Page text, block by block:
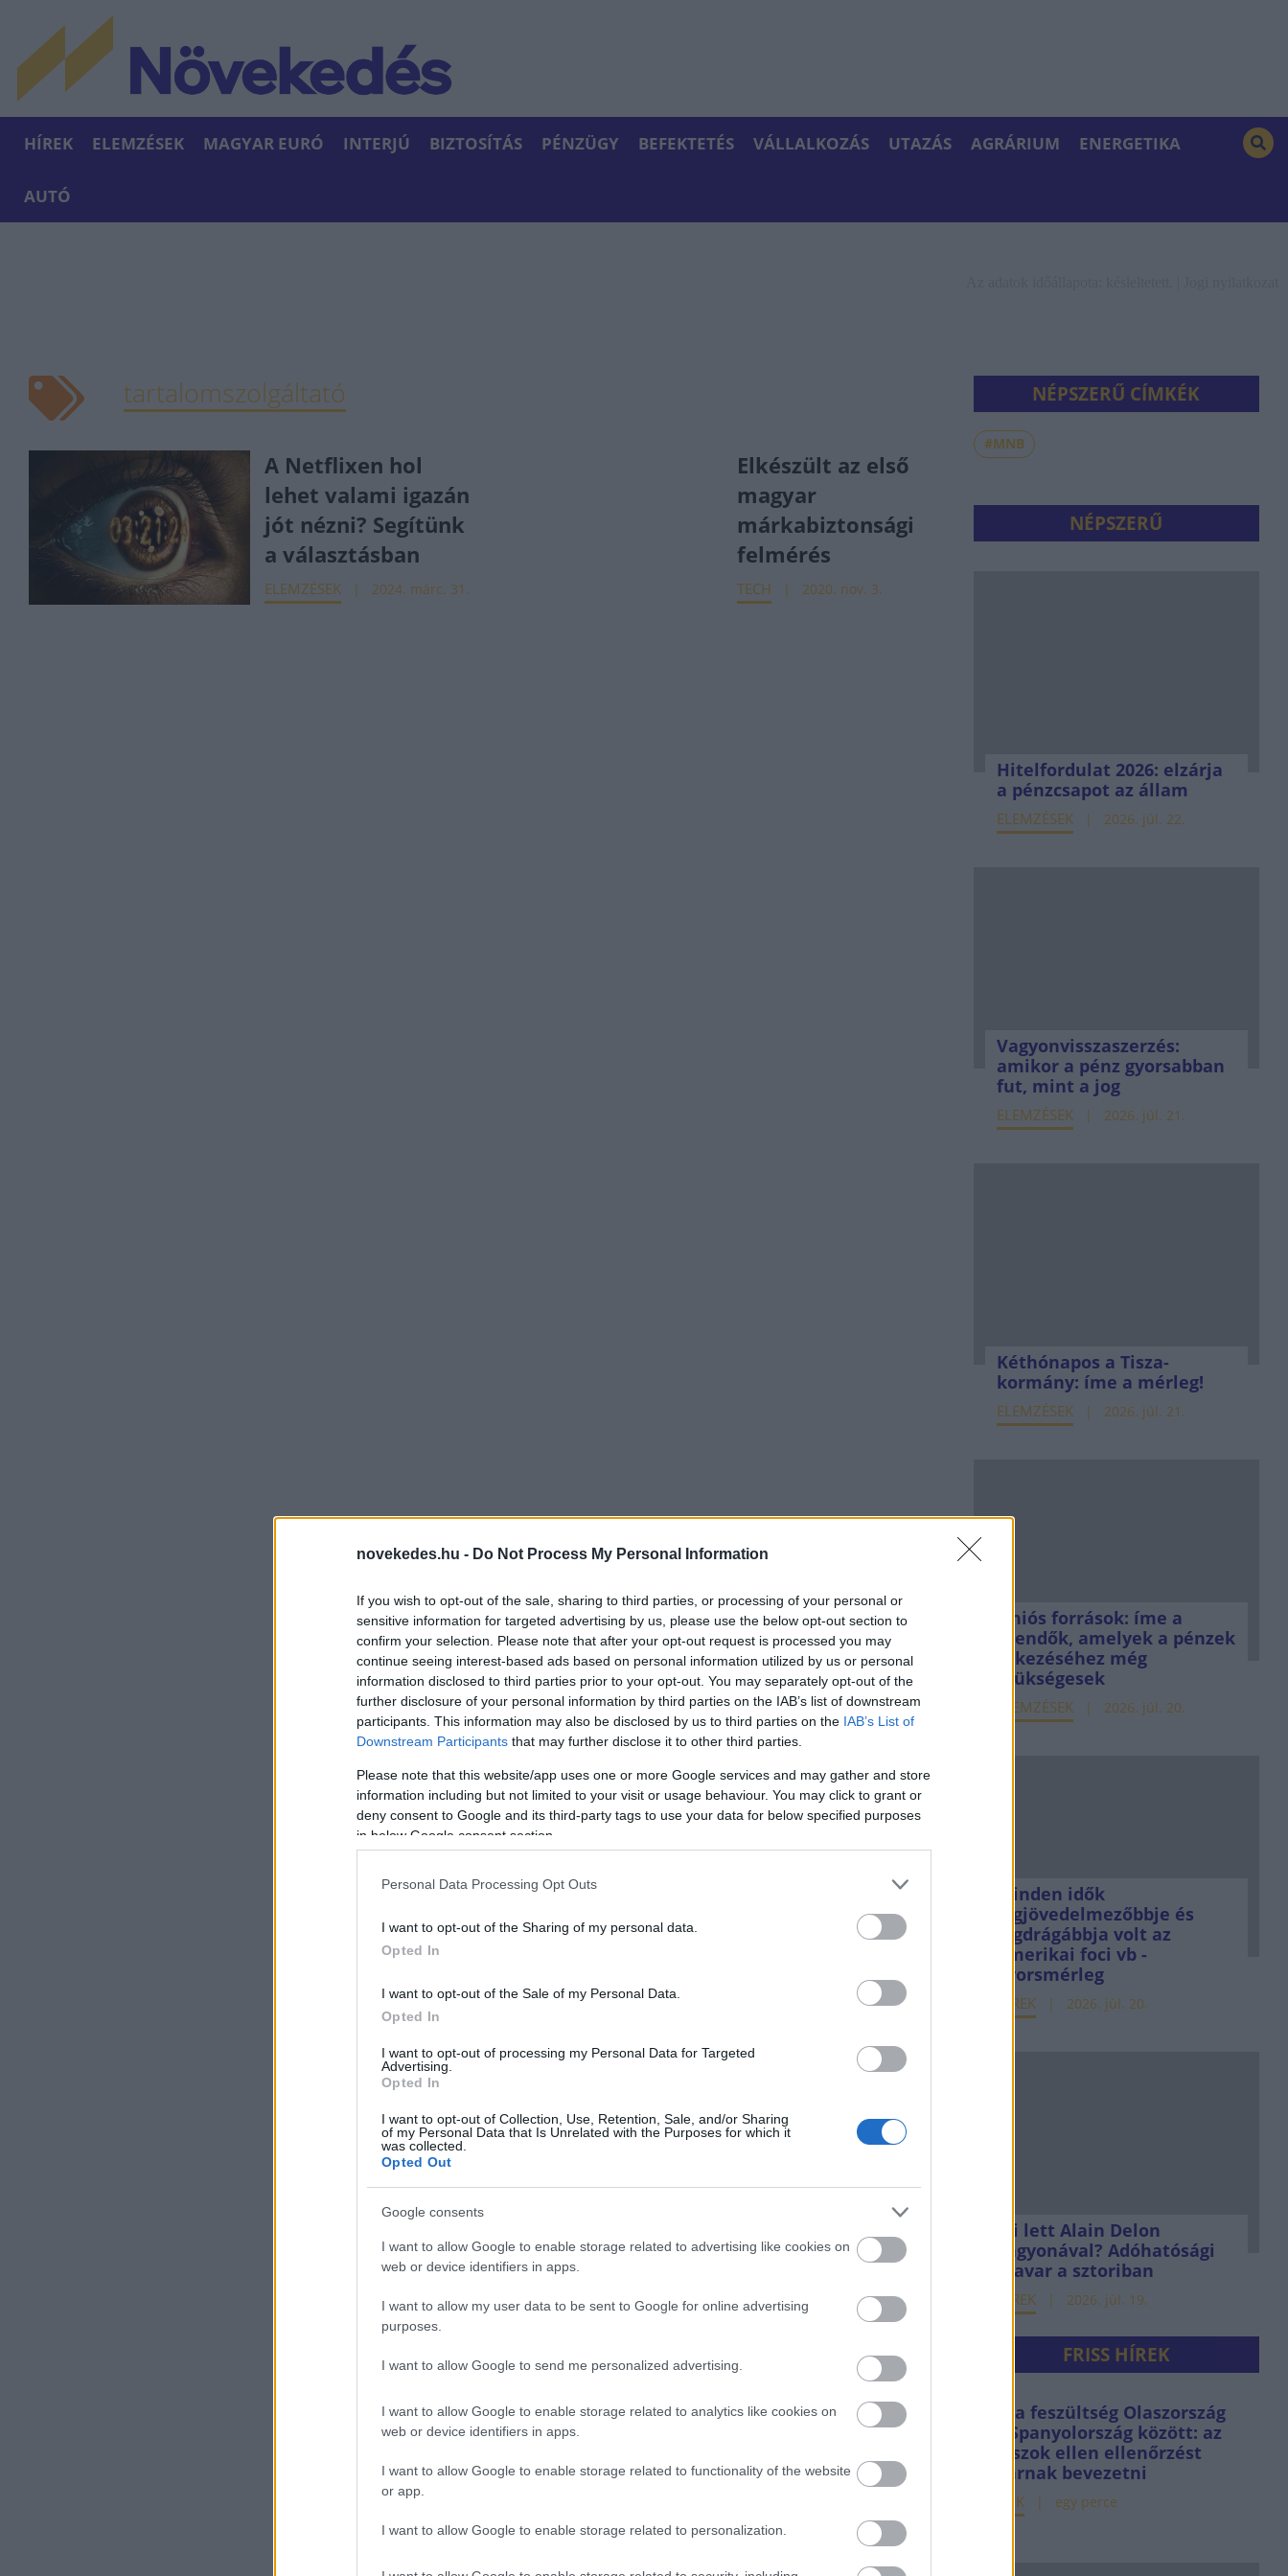
novekedes.hu - Do Not Process My Personal Information
If you wish to opt-out of the sale, sharing to third parties, or processing of your personal or
sensitive information for targeted advertising by us, please use the below opt-out section to
confirm your selection. Please note that after your opt-out request is processed you may
continue seeing interest-based ads based on personal information utilized by us or personal
information disclosed to third parties prior to your opt-out. You may separately opt-out of the
further disclosure of your personal information by third parties on the IAB’s list of downstream
participants. This information may also be disclosed by us to third parties on the IAB’s List of
Downstream Participants that may further disclose it to other third parties.
Please note that this website/app uses one or more Google services and may gather and store
information including but not limited to your visit or usage behaviour. You may click to grant or
deny consent to Google and its third-party tags to use your data for below specified purposes
in below Google consent section.
Personal Data Processing Opt Outs
I want to opt-out of the Sharing of my personal data.
Opted In
I want to opt-out of the Sale of my Personal Data.
Opted In
I want to opt-out of processing my Personal Data for Targeted
Advertising.
Opted In
I want to opt-out of Collection, Use, Retention, Sale, and/or Sharing
of my Personal Data that Is Unrelated with the Purposes for which it
was collected.
Opted Out
Google consents
I want to allow Google to enable storage related to advertising like cookies on
web or device identifiers in apps.
I want to allow my user data to be sent to Google for online advertising
purposes.
I want to allow Google to send me personalized advertising.
I want to allow Google to enable storage related to analytics like cookies on
web or device identifiers in apps.
I want to allow Google to enable storage related to functionality of the website
or app.
I want to allow Google to enable storage related to personalization.
HÍREK ELEMZÉSEK MAGYAR EURÓ INTERJÚ BIZTOSÍTÁS PÉNZÜGY BEFEKTETÉS VÁLLALKOZÁS UTAZÁS AGRÁRIUM ENERGETIKA
AUTÓ
tartalomszolgáltató
A Netflixen hol
lehet valami igazán
jót nézni? Segítünk
a választásban
ELEMZÉSEK 2024. márc. 31.
Elkészült az első
magyar
márkabiztonsági
felmérés
TECH 2020. nov. 3.
NÉPSZERŰ CÍMKÉK
#MNB
NÉPSZERŰ
Hitelfordulat 2026: elzárja
a pénzcsapot az állam
ELEMZÉSEK 2026. júl. 22.
Vagyonvisszaszerzés:
amikor a pénz gyorsabban
fut, mint a jog
ELEMZÉSEK 2026. júl. 21.
Kéthónapos a Tisza-
kormány: íme a mérleg!
ELEMZÉSEK 2026. júl. 21.
Uniós források: íme a
teendők, amelyek a pénzek
érkezéséhez még
szükségesek
ELEMZÉSEK 2026. júl. 20.
Minden idők
legjövedelmezőbbje és
legdrágábbja volt az
amerikai foci vb -
gyorsmérleg
HÍREK 2026. júl. 20.
Mi lett Alain Delon
vagyonával? Adóhatósági
csavar a sztoriban
HÍREK 2026. júl. 19.
FRISS HÍREK
Nő a feszültség Olaszország
és Spanyolország között: az
olaszok ellen ellenőrzést
akarnak bevezetni
HÍREK egy perce